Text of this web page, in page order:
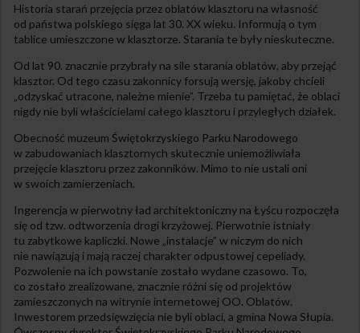
Historia starań przejęcia przez oblatów klasztoru na własność
od państwa polskiego sięga lat 30. XX wieku. Informują o tym
tablice umieszczone w klasztorze. Starania te były nieskuteczne.
Od lat 90. znacznie przybrały na sile starania oblatów, aby przejąć
klasztor. Od tego czasu zakonnicy forsują wersję, jakoby chcieli
„odzyskać utracone, należne mienie”. Trzeba tu pamiętać, że oblaci
nigdy nie byli właścicielami całego klasztoru i przyległych działek.
Obecność muzeum Świętokrzyskiego Parku Narodowego
w zabudowaniach klasztornych skutecznie uniemożliwiała
przejęcie klasztoru przez zakonników. Mimo to nie ustali oni
w swoich zamierzeniach.
Ingerencja w pierwotny ład architektoniczny na Łyścu rozpoczęła
się od tzw. odtworzenia drogi krzyżowej. Pierwotnie istniały
tu zabytkowe kapliczki. Nowe „instalacje” w niczym do nich
nie nawiązują i mają raczej charakter odpustowej cepeliady.
Pozwolenie na ich powstanie zostało wydane czasowo. To,
co zostało zrealizowane, znacznie różni się od projektów
zamieszczonych na witrynie internetowej OO. Oblatów.
Inwestorem przedsięwzięcia nie byli oblaci, a gmina Nowa Słupia.